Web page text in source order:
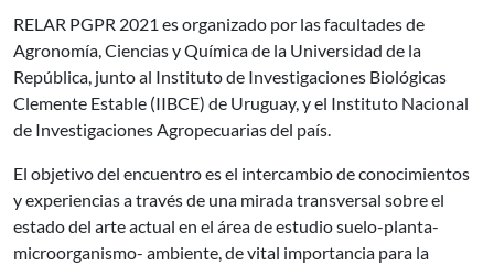
RELAR PGPR 2021 es organizado por las facultades de
Agronomía, Ciencias y Química de la Universidad de la
República, junto al Instituto de Investigaciones Biológicas
Clemente Estable (IIBCE) de Uruguay, y el Instituto Nacional
de Investigaciones Agropecuarias del país.
El objetivo del encuentro es el intercambio de conocimientos
y experiencias a través de una mirada transversal sobre el
estado del arte actual en el área de estudio suelo-planta-
microorganismo- ambiente, de vital importancia para la